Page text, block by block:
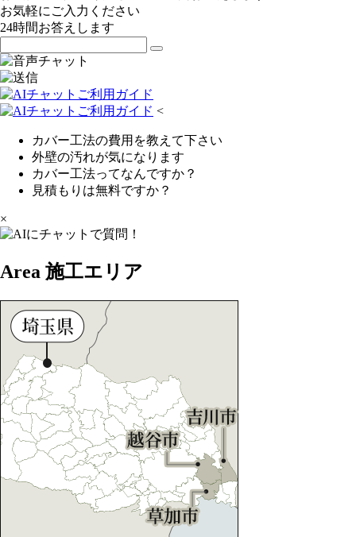
お気軽にご入力ください
24時間お答えします
<
カバー工法の費用を教えて下さい
外壁の汚れが気になります
カバー工法ってなんですか？
見積もりは無料ですか？
×
Area 施工エリア